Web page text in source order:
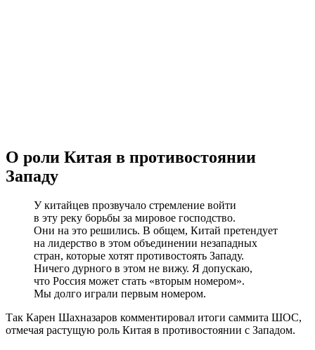
О роли Китая в противостоянии
Западу
У китайцев прозвучало стремление войти
в эту реку борьбы за мировое господство.
Они на это решились. В общем, Китай претендует
на лидерство в этом объединении незападных
стран, которые хотят противостоять Западу.
Ничего дурного в этом не вижу. Я допускаю,
что Россия может стать «вторым номером».
Мы долго играли первым номером.
Так Карен Шахназаров комментировал итоги саммита ШОС,
отмечая растущую роль Китая в противостоянии с Западом.